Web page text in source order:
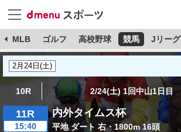
MLB ゴルフ 高校野球 競馬 Jリーグ
10R 2/24(土) 1回中山1日目
11R
15:40
内外タイムス杯
平地 ダート 右・1800m 16頭